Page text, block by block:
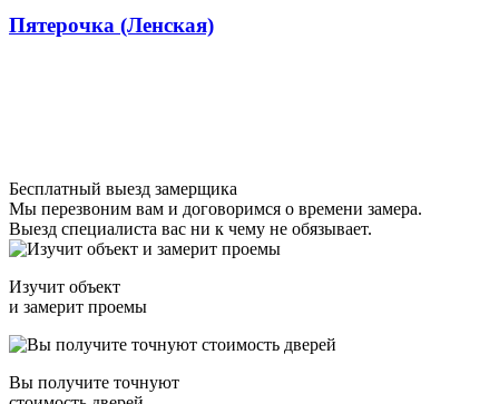
Пятерочка (Ленская)
Бесплатный выезд замерщика
Мы перезвоним вам и договоримся о времени замера.
Выезд специалиста вас ни к чему не обязывает.
Изучит объект
и замерит проемы
Вы получите точнуют